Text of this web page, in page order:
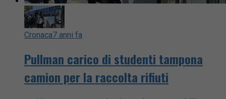
Cronaca7 anni fa
Pullman carico di studenti tampona
camion per la raccolta rifiuti